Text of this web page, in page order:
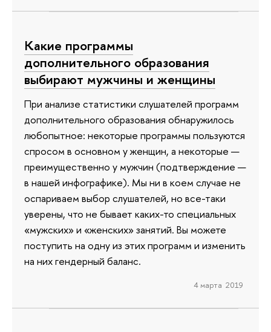
Какие программы
дополнительного образования
выбирают мужчины и женщины
При анализе статистики слушателей программ
дополнительного образования обнаружилось
любопытное: некоторые программы пользуются
спросом в основном у женщин, а некоторые —
преимущественно у мужчин (подтверждение —
в нашей инфографике). Мы ни в коем случае не
оспариваем выбор слушателей, но все-таки
уверены, что не бывает каких-то специальных
«мужских» и «женских» занятий. Вы можете
поступить на одну из этих программ и изменить
на них гендерный баланс.
4 марта 2019